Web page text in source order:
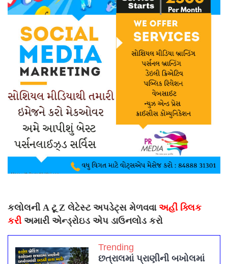
કલોલની A ટૂ Z લેટેસ્ટ અપડેટ્સ મેળવવા અહીં ક્લિક
કરી અમારી એન્ડ્રોઇડ એપ ડાઉનલોડ કરો
Trending
છત્રાલમાં પ્રાણીની બખોલમાં